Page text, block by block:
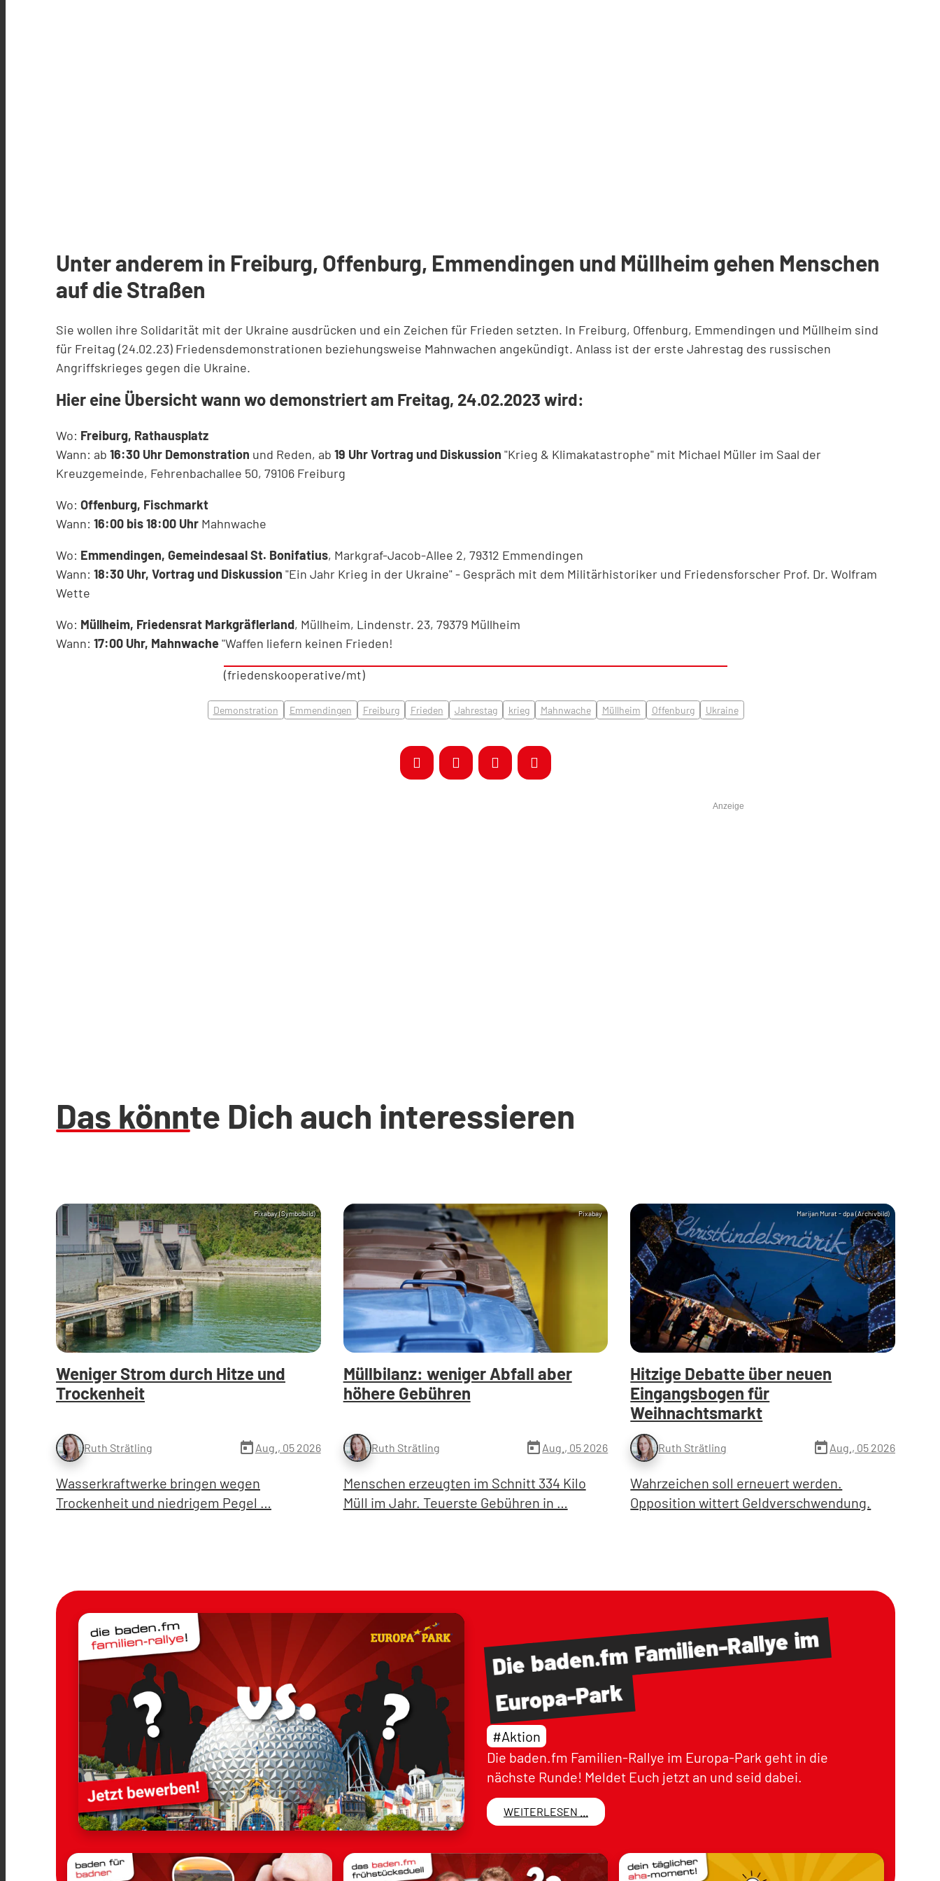
Unter anderem in Freiburg, Offenburg, Emmendingen und Müllheim gehen Menschen
auf die Straßen
Sie wollen ihre Solidarität mit der Ukraine ausdrücken und ein Zeichen für Frieden setzten. In Freiburg, Offenburg, Emmendingen und Müllheim sind
für Freitag (24.02.23) Friedensdemonstrationen beziehungsweise Mahnwachen angekündigt. Anlass ist der erste Jahrestag des russischen
Angriffskrieges gegen die Ukraine.
Hier eine Übersicht wann wo demonstriert am Freitag, 24.02.2023 wird:
Wo: Freiburg, Rathausplatz
Wann: ab 16:30 Uhr Demonstration und Reden, ab 19 Uhr Vortrag und Diskussion "Krieg & Klimakatastrophe" mit Michael Müller im Saal der
Kreuzgemeinde, Fehrenbachallee 50, 79106 Freiburg
Wo: Offenburg, Fischmarkt
Wann: 16:00 bis 18:00 Uhr Mahnwache
Wo: Emmendingen, Gemeindesaal St. Bonifatius, Markgraf-Jacob-Allee 2, 79312 Emmendingen
Wann: 18:30 Uhr, Vortrag und Diskussion "Ein Jahr Krieg in der Ukraine" - Gespräch mit dem Militärhistoriker und Friedensforscher Prof. Dr. Wolfram
Wette
Wo: Müllheim, Friedensrat Markgräflerland, Müllheim, Lindenstr. 23, 79379 Müllheim
Wann: 17:00 Uhr, Mahnwache"Waffen liefern keinen Frieden!
(friedenskooperative/mt)
Demonstration Emmendingen Freiburg Frieden Jahrestag krieg Mahnwache Müllheim Offenburg Ukraine
Anzeige
Das könnte Dich auch interessieren
Pixabay (Symbolbild)
Weniger Strom durch Hitze und
Trockenheit
Ruth Strätling today Aug., 05 2026
Wasserkraftwerke bringen wegen
Trockenheit und niedrigem Pegel …
Pixabay
Müllbilanz: weniger Abfall aber
höhere Gebühren
Ruth Strätling todayAug., 05 2026
Menschen erzeugten im Schnitt 334 Kilo
Müll im Jahr. Teuerste Gebühren in …
Marijan Murat - dpa (Archivbild)
Hitzige Debatte über neuen
Eingangsbogen für
Weihnachtsmarkt
Ruth Strätling today Aug., 05 2026
Wahrzeichen soll erneuert werden.
Opposition wittert Geldverschwendung.
Die baden.fmFamilien-Rallyeim
Europa-Park
#Aktion
Die baden.fm Familien-Rallye im Europa-Park geht in die
nächste Runde! Meldet Euch jetzt an und seid dabei.
WEITERLESEN ...